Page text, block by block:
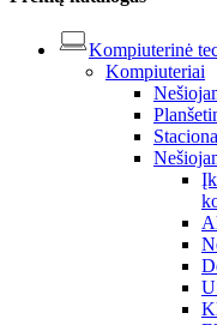
Kompiuterinė
Kompiuteriai